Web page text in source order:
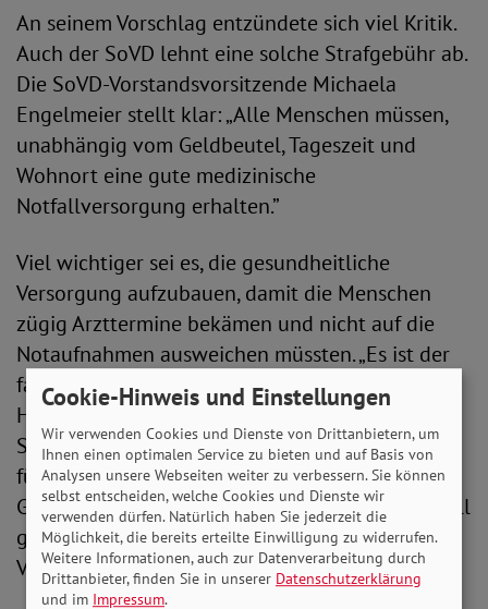
An seinem Vorschlag entzündete sich viel Kritik.
Auch der SoVD lehnt eine solche Strafgebühr ab.
Die SoVD-Vorstandsvorsitzende Michaela
Engelmeier stellt klar: „Alle Menschen müssen,
unabhängig vom Geldbeutel, Tageszeit und
Wohnort eine gute medizinische
Notfallversorgung erhalten.”
Viel wichtiger sei es, die gesundheitliche
Versorgung aufzubauen, damit die Menschen
zügig Arzttermine bekämen und nicht auf die
Notaufnahmen ausweichen müssten. „Es ist der
falsche Ansatz, die Menschen durch finanzielle
Hürden abzuschrecken und die finanzielle
Schieflage der Krankenhäuser durch Gebühren
für Patient*innen auszugleichen. Das
Gesundheitssystem muss personell und finanziell
gestärkt werden für eine flächendeckende
Versorgung.“
Cookie-Hinweis und Einstellungen
Wir verwenden Cookies und Dienste von Drittanbietern, um
Ihnen einen optimalen Service zu bieten und auf Basis von
Analysen unsere Webseiten weiter zu verbessern. Sie können
selbst entscheiden, welche Cookies und Dienste wir
verwenden dürfen. Natürlich haben Sie jederzeit die
Möglichkeit, die bereits erteilte Einwilligung zu widerrufen.
Weitere Informationen, auch zur Datenverarbeitung durch
Drittanbieter, finden Sie in unserer Datenschutzerklärung
und im Impressum.